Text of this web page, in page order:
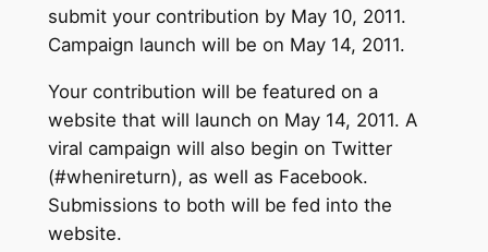
submit your contribution by May 10, 2011.
Campaign launch will be on May 14, 2011.
Your contribution will be featured on a
website that will launch on May 14, 2011. A
viral campaign will also begin on Twitter
(#whenireturn), as well as Facebook.
Submissions to both will be fed into the
website.